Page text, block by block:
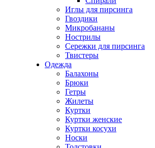
Иглы для пирсинга
Гвоздики
Микробананы
Нострилы
Сережки для пирсинга
Твистеры
Одежда
Балахоны
Брюки
Гетры
Жилеты
Куртки
Куртки женские
Куртки косухи
Носки